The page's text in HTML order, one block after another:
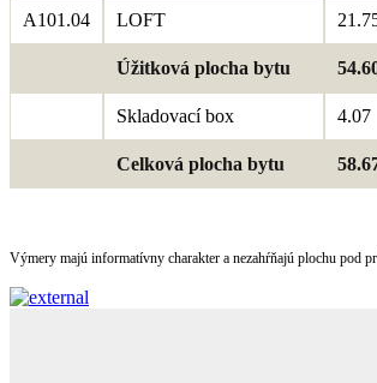
A101.04 LOFT
Úžitková plocha bytu
Skladovací box 4.07
Celková plocha bytu
Výmery majú informatívny charakter a nezahŕňajú plochu pod